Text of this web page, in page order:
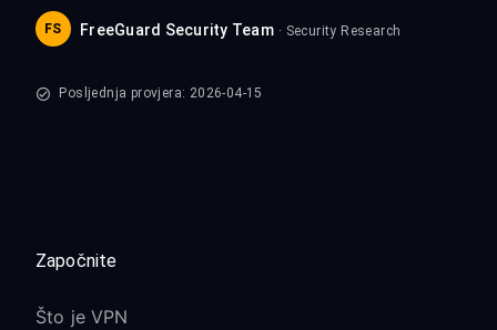
FS FreeGuard Security Team · Security Research
Posljednja provjera: 2026-04-15
Započnite
Što je VPN